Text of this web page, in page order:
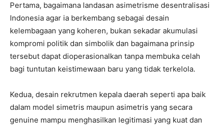
Pertama, bagaimana landasan asimetrisme desentralisasi
Indonesia agar ia berkembang sebagai desain
kelembagaan yang koheren, bukan sekadar akumulasi
kompromi politik dan simbolik dan bagaimana prinsip
tersebut dapat dioperasionalkan tanpa membuka celah
bagi tuntutan keistimewaan baru yang tidak terkelola.
Kedua, desain rekrutmen kepala daerah seperti apa baik
dalam model simetris maupun asimetris yang secara
genuine mampu menghasilkan legitimasi yang kuat dan